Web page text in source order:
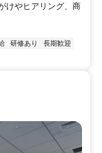
けやヒアリング、商
研修あり
長期歓迎